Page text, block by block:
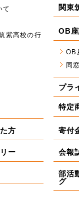
て
紫高校の行
関東
OB
OB
同
プラ
特定
方
ー
寄付
会報
部活
グ